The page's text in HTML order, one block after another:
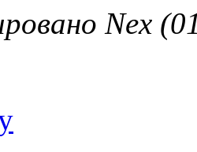
Nex